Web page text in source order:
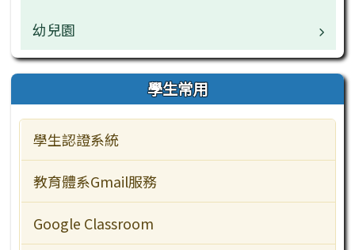
教學資源
行政服務
訪客常用
業務職掌
校園公告
檔案下載
行事曆
幼兒園
業務職掌
校園公告
檔案下載
學生常用
學生認證系統
教育體系Gmail服務
Google Classroom